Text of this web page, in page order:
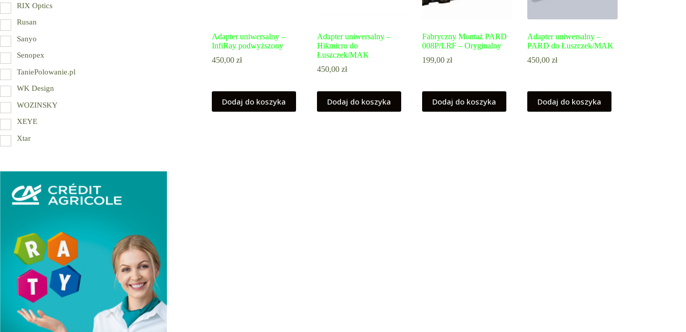
Adapter uniwersalny –
InfiRay podwyższony
450,00 zł
Dodaj do koszyka
Adapter uniwersalny –
Hikmicro do
Łuszczek/MAK
450,00zł
Dodaj do koszyka
Fabryczny Montaż PARD
008P/LRF – Oryginalny
199,00zł
Dodaj do koszyka
Adapter uniwersalny –
PARD do Łuszczek/MAK
450,00zł
Dodaj do koszyka
RIX Optics
Rusan
Sanyo
Senopex
TaniePolowanie.pl
WK Design
WOZINSKY
XEYE
Xtar